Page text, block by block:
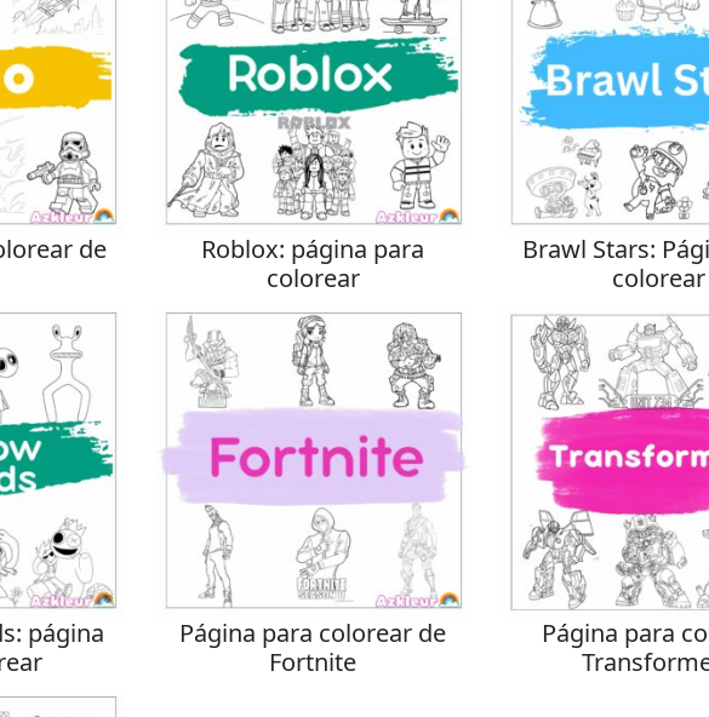
de
Roblox: página para
colorear
Brawl Stars:
colorear
página
Página para colorear de
Fortnite
Página para